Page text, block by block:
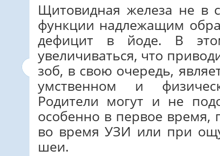
Щитовидная железа не в
функции надлежащим
дефицит в йоде. В
увеличиваться, что
зоб, в свою очередь,
умственном и
Родители могут и не
особенно в первое время,
во время УЗИ или при
шеи.